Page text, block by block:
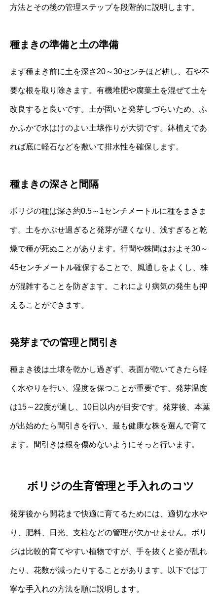
方法とその後の管理ステップを段階的に説明します。
種まきの準備と土の準備
まず種まき前に土を深さ20～30センチほど耕し、石や不
要な根を取り除きます。有機堆肥や腐葉土を混ぜて土を
改良すると良いです。土が固いと発芽しづらいため、ふ
かふかで水はけのよい土壌作りが大切です。鉢植えであ
れば底に軽石などを敷いて排水性を確保します。
種まきの深さと間隔
ボリジの種は深さ約0.5～1センチメートルに種をまきま
す。土をかぶせ過ぎると発芽が遅くなり、浅すぎると乾
燥で種が死ぬことがあります。行間や株間はおよそ30～
45センチメートル確保することで、風通しをよくし、株
が混雑することを防ぎます。これにより病気の発生も抑
えることができます。
発芽までの管理と間引き
種まき後は土壌を乾かし過ぎず、表面が乾いてきたら軽
く水やりを行い、湿度を保つことが重要です。発芽温度
は15～22度が適し、10日以内が目安です。発芽後、本葉
が出始めたら間引きを行い、最も健康な株を選んで育て
ます。間引きは根を傷めないようにそっと行います。
ボリジの生育管理と手入れのコツ
発芽後から開花まで快適に育てるためには、適切な水や
り、肥料、日光、支柱などの管理が欠かせません。ボリ
ジは比較的育てやすい植物ですが、手を抜くと姿が乱れ
たり、花数が減ったりすることがあります。以下では丁
寧な手入れの方法を順に説明します。